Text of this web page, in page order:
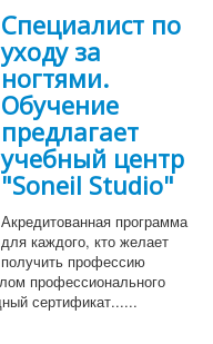
Специалист по
уходу за
ногтями.
Обучение
предлагает
учебный центр
"Soneil Studio"
Акредитованная программа
для каждого, кто желает
получить профессию
профессионального
сертификат......